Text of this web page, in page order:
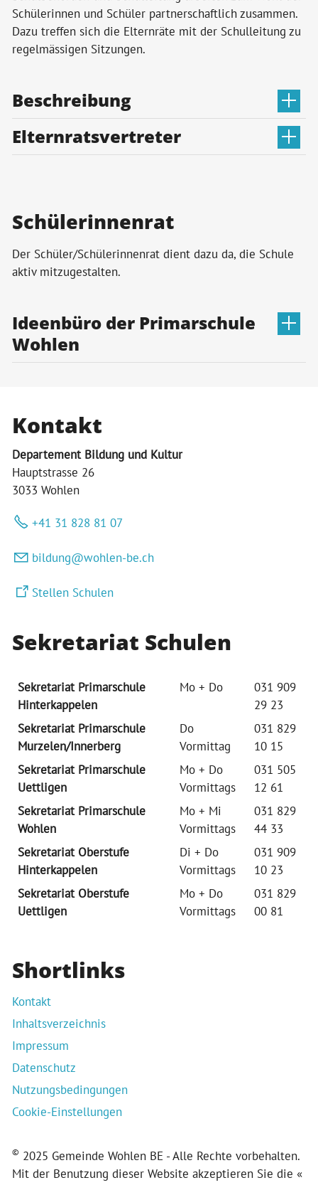
Schülerinnen und Schüler partnerschaftlich zusammen.
Dazu treffen sich die Elternräte mit der Schulleitung zu
regelmässigen Sitzungen.
Beschreibung
Elternratsvertreter
Schülerinnenrat
Der Schüler/Schülerinnenrat dient dazu da, die Schule
aktiv mitzugestalten.
Ideenbüro der Primarschule
Wohlen
Kontakt
Departement Bildung und Kultur
Hauptstrasse 26
3033 Wohlen
+41 31 828 81 07
b ld ng w hl n-b ch
Stellen Schulen
Sekretariat Schulen
Sekretariat Primarschule
Hinterkappelen
Mo + Do
031 909
29 23
Sekretariat Primarschule
Murzelen/Innerberg
Do
Vormittag
031 829
10 15
Sekretariat Primarschule
Uettligen
Mo + Do
Vormittags
031 505
12 61
Sekretariat Primarschule
Wohlen
Mo + Mi
Vormittags
031 829
44 33
Sekretariat Oberstufe
Hinterkappelen
Di + Do
Vormittags
031 909
10 23
Sekretariat Oberstufe
Uettligen
Mo + Do
Vormittags
031 829
00 81
Shortlinks
Kontakt
Inhaltsverzeichnis
Impressum
Datenschutz
Nutzungsbedingungen
Cookie-Einstellungen
© 2025 Gemeinde Wohlen BE - Alle Rechte vorbehalten.
Mit der Benutzung dieser Website akzeptieren Sie die «